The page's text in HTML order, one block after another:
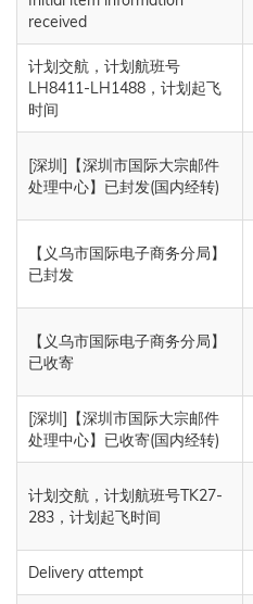
received
计划交航，计划航班号
LH8411-LH1488，计划起飞
时间
[深圳]【深圳市国际大宗邮件
处理中心】已封发(国内经转)
【义乌市国际电子商务分局】
已封发
【义乌市国际电子商务分局】
已收寄
[深圳]【深圳市国际大宗邮件
处理中心】已收寄(国内经转)
计划交航，计划航班号TK27-
283，计划起飞时间
Delivery attempt